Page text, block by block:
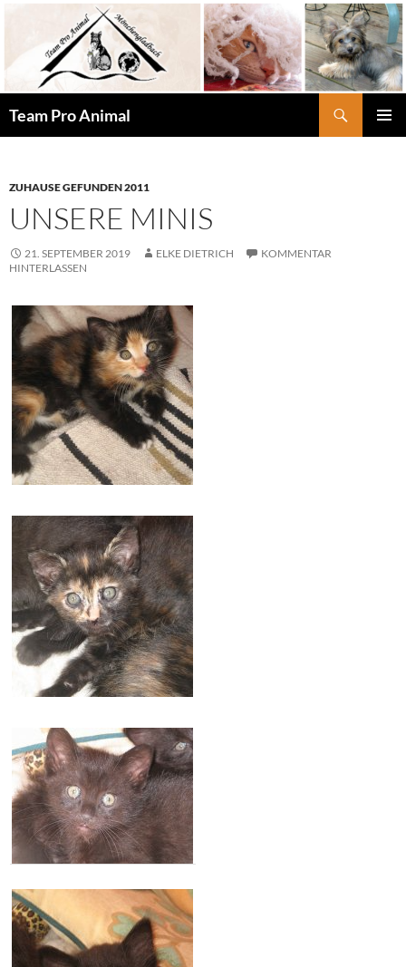
springen
Team Pro Animal
ZUHAUSE GEFUNDEN 2011
UNSERE MINIS
21. SEPTEMBER 2019 ELKE DIETRICH
KOMMENTAR
HINTERLASSEN